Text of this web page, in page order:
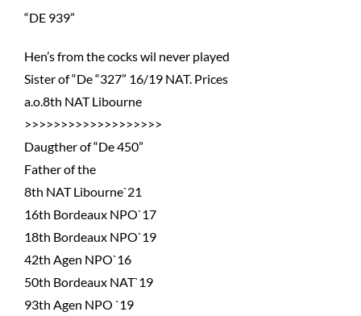
“DE 939”
Hen’s from the cocks wil never played
Sister of “De “327” 16/19 NAT. Prices
a.o.8th NAT Libourne
>>>>>>>>>>>>>>>>>>>
Daugther of “De 450”
Father of the
8th NAT Libourne`21
16th Bordeaux NPO`17
18th Bordeaux NPO`19
42th Agen NPO`16
50th Bordeaux NAT`19
93th Agen NPO `19